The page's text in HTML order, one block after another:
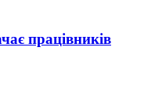
працівників